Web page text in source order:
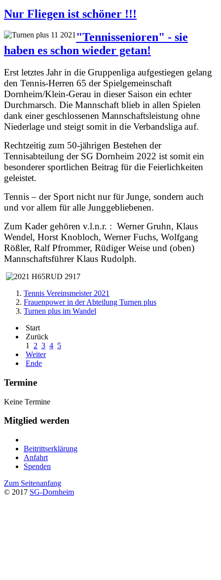
Nur Fliegen ist schöner !!!
"Tennissenioren" - sie
haben es schon wieder getan!
Erst letztes Jahr in die Gruppenliga aufgestiegen gelang
den Tennis-Herren 65 der Spielgemeinschaft
Dornheim/Klein-Gerau in dieser Saison ein echter
Durchmarsch. Die Mannschaft blieb in allen Spielen
dank einer geschlossenen Mannschaftsleistung ohne
Niederlage und steigt somit in die Verbandsliga auf.
Rechtzeitig zum 50-jährigen Bestehen der
Tennisabteilung der SG Dornheim 2022 ist somit ein
besonderer sportlichen Beitrag für die Feierlichkeiten
geleistet.
Tennis – der Sport nicht nur für Junge, sondern auch
und vor allem für alle Junggebliebenen.
Zum Kader gehören v.l.n.r. : Werner Gruhn, Klaus
Wendel, Horst Knobloch, Werner Fuchs, Wolfgang
Rößler, Ralf Pfrommer, Rüdiger Weise und (oben)
Mannschaftsführer Klaus Rudolph.
Tennis Vereinsmeister 2021
Frauenpower in der Abteilung Turnen plus
Turnen plus im Wandel
Start
Zurück
1
2 3 4 5
Weiter
Ende
Termine
Keine Termine
Mitglied werden
Beitrittserklärung
Anfahrt
Spenden
Zum Seitenanfang
© 2017 SG-Dornheim